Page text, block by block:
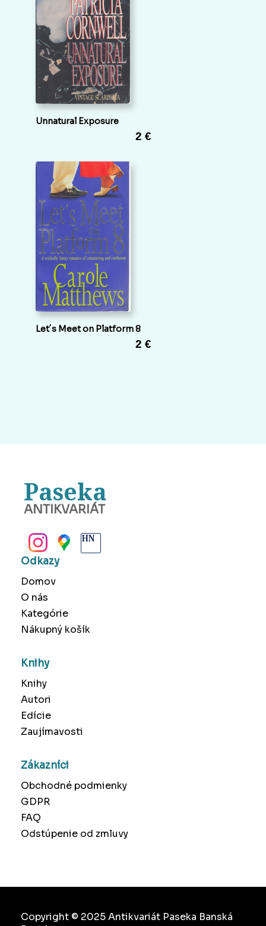
Unnatural Exposure
2 €
Let´s Meet on Platform 8
2 €
Paseka
ANTIKVARIÁT
Odkazy
Domov
O nás
Kategórie
Nákupný košík
Knihy
Knihy
Autori
Edície
Zaujímavosti
Zákazníci
Obchodné podmienky
GDPR
FAQ
Odstúpenie od zmluvy
Copyright © 2025 Antikvariát Paseka Banská